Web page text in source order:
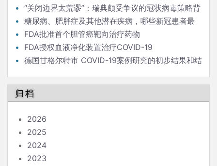
“关闭边界太荒谬”：瑞典颇受争议的冠状病毒策略背
后的流行病学家
糖尿病、肥胖症及其他潜在疾病，哪些新冠患者最
危险？
FDA批准首个胆管癌靶向治疗药物
FDA授权血液净化装置治疗COVID-19
德国甘格尔特市 COVID-19案例研究的初步结果和结
归档
2026
2025
2024
2023